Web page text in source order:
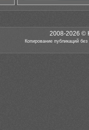
2008-2026 ©
Копирование публикаций